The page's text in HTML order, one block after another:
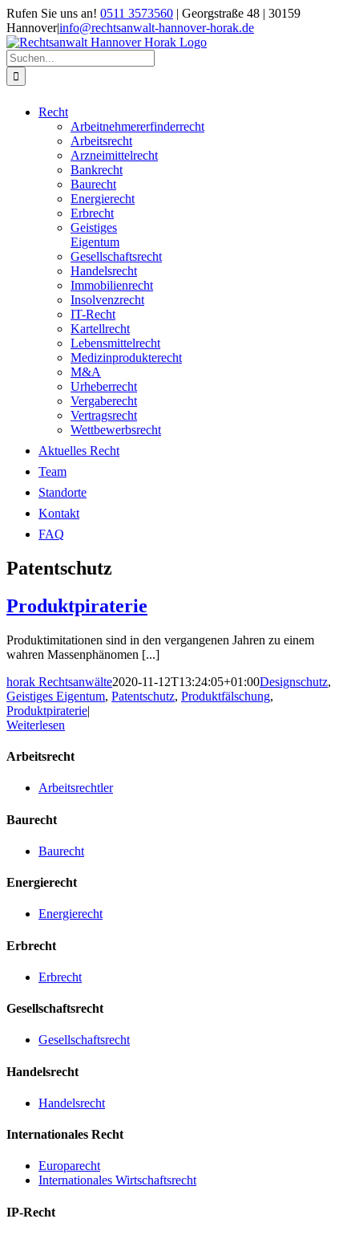
Zum
Inhalt
springen
Rufen Sie uns an! 0511 3573560 | Georgstraße 48 | 30159
Hannover|info@rechtsanwalt-hannover-horak.de
Suche
nach:
Recht
Arbeitnehmererfinderrecht
Arbeitsrecht
Arzneimittelrecht
Bankrecht
Baurecht
Energierecht
Erbrecht
Geistiges
Eigentum
Gesellschaftsrecht
Handelsrecht
Immobilienrecht
Insolvenzrecht
IT-Recht
Kartellrecht
Lebensmittelrecht
Medizinprodukterecht
M&A
Urheberrecht
Vergaberecht
Vertragsrecht
Wettbewerbsrecht
Aktuelles Recht
Team
Standorte
Kontakt
FAQ
Patentschutz
Produktpiraterie
Produktimitationen sind in den vergangenen Jahren zu einem
wahren Massenphänomen [...]
horak Rechtsanwälte2020-11-12T13:24:05+01:00Designschutz,
Geistiges Eigentum, Patentschutz, Produktfälschung,
Produktpiraterie|
Weiterlesen
Arbeitsrecht
Arbeitsrechtler
Baurecht
Baurecht
Energierecht
Energierecht
Erbrecht
Erbrecht
Gesellschaftsrecht
Gesellschaftsrecht
Handelsrecht
Handelsrecht
Internationales Recht
Europarecht
Internationales Wirtschaftsrecht
IP-Recht